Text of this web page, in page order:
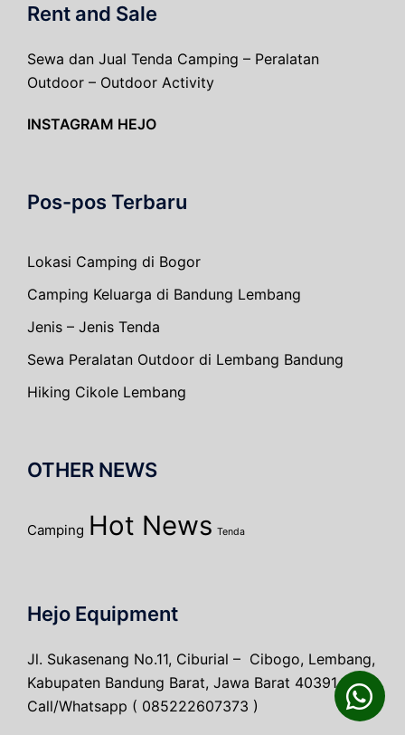
Rent and Sale
Sewa dan Jual Tenda Camping – Peralatan
Outdoor – Outdoor Activity
INSTAGRAM HEJO
Pos-pos Terbaru
Lokasi Camping di Bogor
Camping Keluarga di Bandung Lembang
Jenis – Jenis Tenda
Sewa Peralatan Outdoor di Lembang Bandung
Hiking Cikole Lembang
OTHER NEWS
Camping Hot News Tenda
Hejo Equipment
Jl. Sukasenang No.11, Ciburial – Cibogo, Lembang,
Kabupaten Bandung Barat, Jawa Barat 40391
Call/Whatsapp ( 085222607373 )